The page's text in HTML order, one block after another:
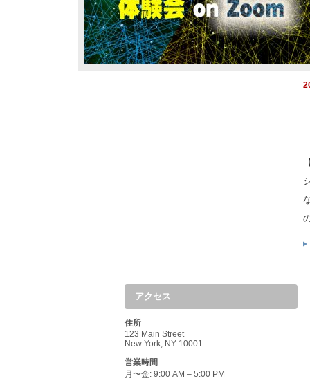
アクセス
住所
123 Main Street
New York, NY 10001
営業時間
月〜金: 9:00 AM – 5:00 PM